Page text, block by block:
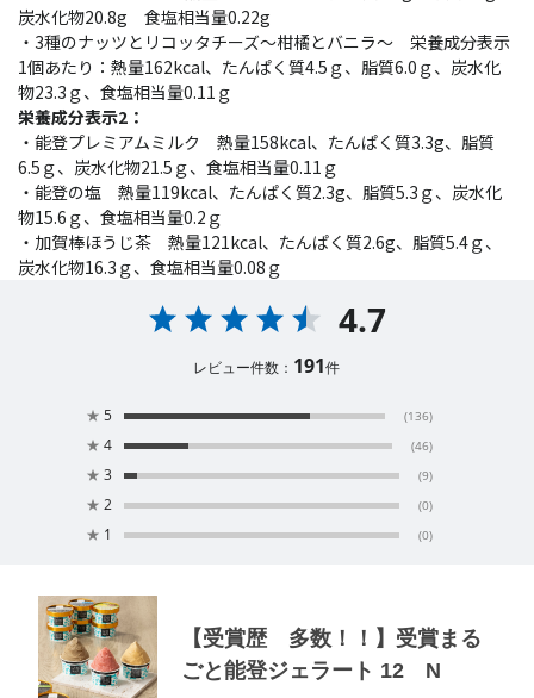
炭水化物20.8g 食塩相当量0.22g
・3種のナッツとリコッタチーズ～柑橘とバニラ～ 栄養成分表示
1個あたり：熱量162kcal、たんぱく質4.5ｇ、脂質6.0ｇ、炭水化
物23.3ｇ、食塩相当量0.11ｇ
栄養成分表示2：
・能登プレミアムミルク 熱量158kcal、たんぱく質3.3g、脂質
6.5ｇ、炭水化物21.5ｇ、食塩相当量0.11ｇ
・能登の塩 熱量119kcal、たんぱく質2.3g、脂質5.3ｇ、炭水化
物15.6ｇ、食塩相当量0.2ｇ
・加賀棒ほうじ茶 熱量121kcal、たんぱく質2.6g、脂質5.4ｇ、
炭水化物16.3ｇ、食塩相当量0.08ｇ
4.7
レビュー件数： 191件
★ 5 (136)
★ 4 (46)
★ 3 (9)
★ 2 (0)
★ 1 (0)
【受賞歴 多数！！】受賞まる
ごと能登ジェラート 12 N